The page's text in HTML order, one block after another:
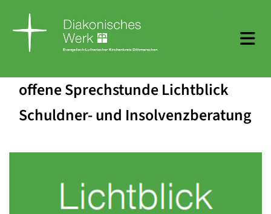
offene Sprechstunde Lichtblick
Schuldner- und Insolvenzberatung